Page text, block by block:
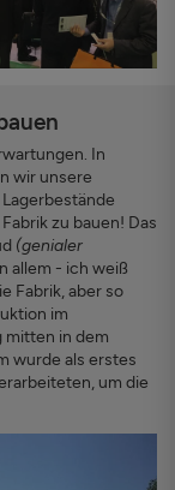
In
wir unsere
zu bauen! Das
(genialer
allem - ich weiß
Fabrik, aber so
im
mitten in dem
wurde als erstes
um die